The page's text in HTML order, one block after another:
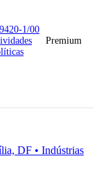
1/00
Premium
DF • Indústrias